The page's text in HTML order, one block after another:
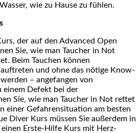
wie zu Hause zu fühlen.
der auf den Advanced Open
Sie, wie man Taucher in Not
Beim Tauchen können
und ohne das nötige Know-
– angefangen von
einem Defekt bei der
Sie, wie man Taucher in Not rettet
einer Gefahrensituation am besten
Diver Kurs müssen Sie außerdem in
Erste-Hilfe Kurs mit Herz-